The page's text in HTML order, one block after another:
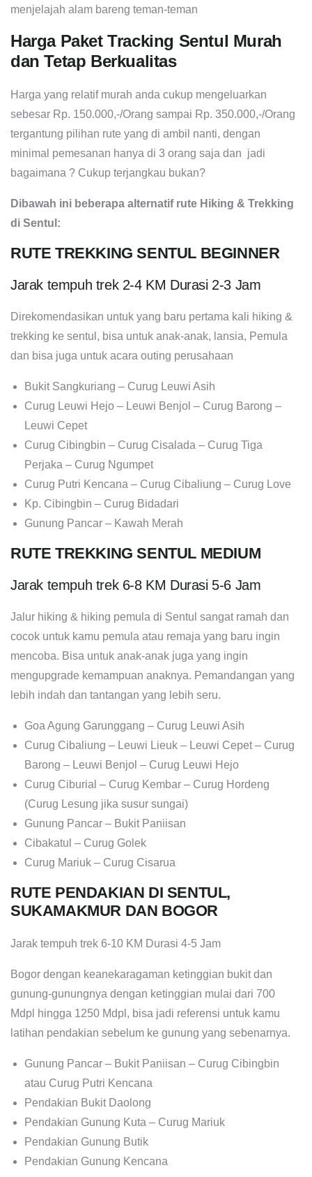
menjelajah alam bareng teman-teman
Harga Paket Tracking Sentul Murah
dan Tetap Berkualitas
Harga yang relatif murah anda cukup mengeluarkan
sebesar Rp. 150.000,-/Orang sampai Rp. 350.000,-/Orang
tergantung pilihan rute yang di ambil nanti, dengan
minimal pemesanan hanya di 3 orang saja dan jadi
bagaimana ? Cukup terjangkau bukan?
Dibawah ini beberapa alternatif rute Hiking & Trekking
di Sentul:
RUTE TREKKING SENTUL BEGINNER
Jarak tempuh trek 2-4 KM Durasi 2-3 Jam
Direkomendasikan untuk yang baru pertama kali hiking &
trekking ke sentul, bisa untuk anak-anak, lansia, Pemula
dan bisa juga untuk acara outing perusahaan
Bukit Sangkuriang – Curug Leuwi Asih
Curug Leuwi Hejo – Leuwi Benjol – Curug Barong –
Leuwi Cepet
Curug Cibingbin – Curug Cisalada – Curug Tiga
Perjaka – Curug Ngumpet
Curug Putri Kencana – Curug Cibaliung – Curug Love
Kp. Cibingbin – Curug Bidadari
Gunung Pancar – Kawah Merah
RUTE TREKKING SENTUL MEDIUM
Jarak tempuh trek 6-8 KM Durasi 5-6 Jam
Jalur hiking & hiking pemula di Sentul sangat ramah dan
cocok untuk kamu pemula atau remaja yang baru ingin
mencoba. Bisa untuk anak-anak juga yang ingin
mengupgrade kemampuan anaknya. Pemandangan yang
lebih indah dan tantangan yang lebih seru.
Goa Agung Garunggang – Curug Leuwi Asih
Curug Cibaliung – Leuwi Lieuk – Leuwi Cepet – Curug
Barong – Leuwi Benjol – Curug Leuwi Hejo
Curug Ciburial – Curug Kembar – Curug Hordeng
(Curug Lesung jika susur sungai)
Gunung Pancar – Bukit Paniisan
Cibakatul – Curug Golek
Curug Mariuk – Curug Cisarua
RUTE PENDAKIAN DI SENTUL,
SUKAMAKMUR DAN BOGOR
Jarak tempuh trek 6-10 KM Durasi 4-5 Jam
Bogor dengan keanekaragaman ketinggian bukit dan
gunung-gunungnya dengan ketinggian mulai dari 700
Mdpl hingga 1250 Mdpl, bisa jadi referensi untuk kamu
latihan pendakian sebelum ke gunung yang sebenarnya.
Gunung Pancar – Bukit Paniisan – Curug Cibingbin
atau Curug Putri Kencana
Pendakian Bukit Daolong
Pendakian Gunung Kuta – Curug Mariuk
Pendakian Gunung Butik
Pendakian Gunung Kencana